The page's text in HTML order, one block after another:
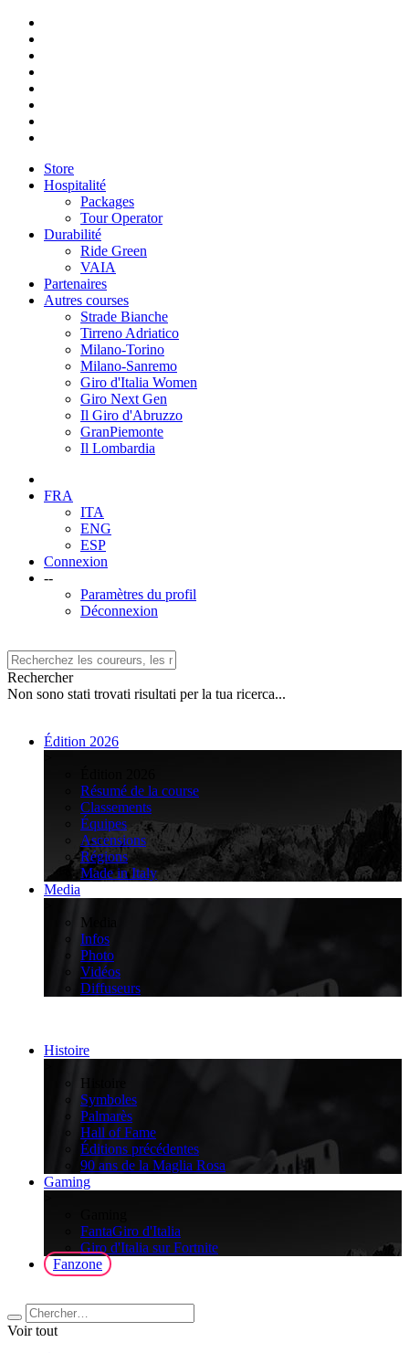
Store
Hospitalité
Packages
Tour Operator
Durabilité
Ride Green
VAIA
Partenaires
Autres courses
Strade Bianche
Tirreno Adriatico
Milano-Torino
Milano-Sanremo
Giro d'Italia Women
Giro Next Gen
Il Giro d'Abruzzo
GranPiemonte
Il Lombardia
FRA
ITA
ENG
ESP
Connexion
--
Paramètres du profil
Déconnexion
Rechercher
Non sono stati trovati risultati per la tua ricerca...
Édition 2026
Résumé de la course
Classements
Équipes
Ascensions
Régions
Made in Italy
Media
Media
Infos
Photo
Vidéos
Diffuseurs
Histoire
Histoire
Symboles
Palmarès
Hall of Fame
Éditions précédentes
90 ans de la Maglia Rosa
Gaming
FantaGiro d'Italia
Giro d'Italia sur Fortnite
Fanzone
Voir tout